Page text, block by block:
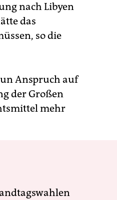
nach Libyen
das
so die
Anspruch auf
der Großen
mehr